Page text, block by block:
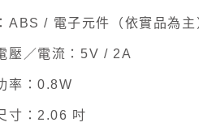
/ 電子元件（依實品為主
壓／電流：5V / 2A
率：0.8W
寸：2.06 吋